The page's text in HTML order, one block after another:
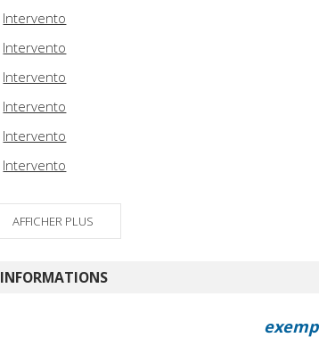
Intervento
Intervento
Intervento
Intervento
Intervento
Intervento
Intervento
Intervento
AFFICHER PLUS
INFORMATIONS